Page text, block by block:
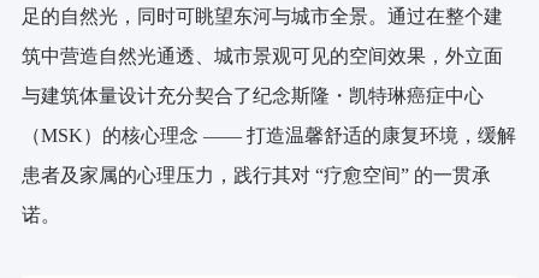
足的自然光，同时可眺望东河与城市全景。通过在整个建
筑中营造自然光通透、城市景观可见的空间效果，外立面
与建筑体量设计充分契合了纪念斯隆・凯特琳癌症中心
（MSK）的核心理念 —— 打造温馨舒适的康复环境，缓解
患者及家属的心理压力，践行其对 “疗愈空间” 的一贯承
诺。